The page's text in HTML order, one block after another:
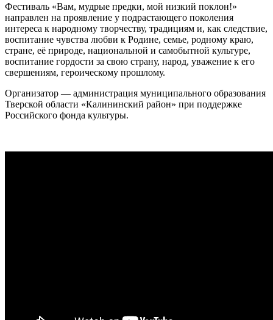
Фестиваль «Вам, мудрые предки, мой низкий поклон!»
направлен на проявление у подрастающего поколения
интереса к народному творчеству, традициям и, как следствие,
воспитание чувства любви к Родине, семье, родному краю,
стране, её природе, национальной и самобытной культуре,
воспитание гордости за свою страну, народ, уважение к его
свершениям, героическому прошлому.
Организатор — администрация муниципального образования
Тверской области «Калининский район» при поддержке
Российского фонда культуры.